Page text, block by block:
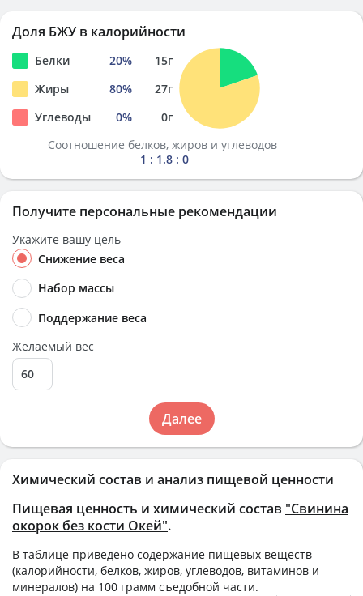
Химический состав и анализ пищевой ценности
Пищевая ценность и химический состав "Свинина
окорок без кости Окей".
В таблице приведено содержание пищевых веществ
(калорийности, белков, жиров, углеводов, витаминов и
минералов) на 100 грамм съедобной части.
Доля БЖУ в калорийности
Белки 20% 15г
Жиры
80% 27г
Углеводы
0% 0г
Соотношение белков, жиров и углеводов
1 : 1.8 : 0
Получите персональные рекомендации
Укажите вашу цель
Снижение веса
Набор массы
Поддержание веса
Желаемый вес
Далее